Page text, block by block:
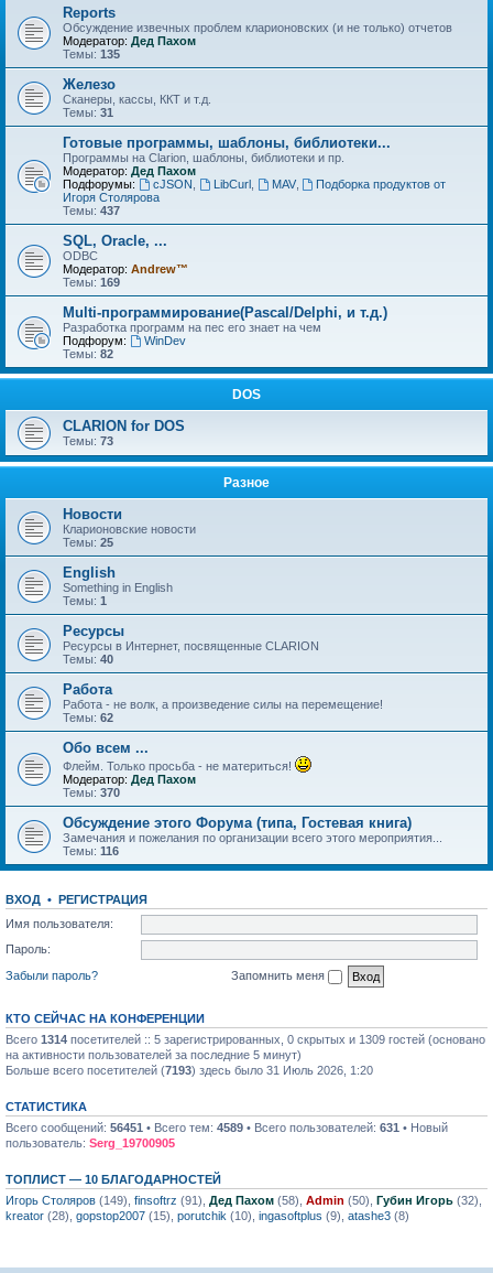
Reports
Обсуждение извечных проблем кларионовских (и не только) отчетов
Модератор: Дед Пахом
Темы: 135
Железо
Сканеры, кассы, ККТ и т.д.
Темы: 31
Готовые программы, шаблоны, библиотеки...
Программы на Clarion, шаблоны, библиотеки и пр.
Модератор: Дед Пахом
Подфорумы:
cJSON LibCurl MAV,
Подборка продуктов от
Игоря Столярова
Темы: 437
SQL, Oracle, ...
ODBC
Модератор: Andrew™
Темы: 169
Multi-программирование(Pascal/Delphi, и т.д.)
Разработка программ на пес его знает на чем
Подфорум:
WinDev
Темы: 82
DOS
CLARION for DOS
Темы: 73
Разное
Новости
Кларионовские новости
Темы: 25
English
Something in English
Темы: 1
Ресурсы
Ресурсы в Интернет, посвященные CLARION
Темы: 40
Работа
Работа - не волк, а произведение силы на перемещение!
Темы: 62
Обо всем ...
Флейм. Только просьба - не материться!
Модератор: Дед Пахом
Темы: 370
Обсуждение этого Форума (типа, Гостевая книга)
Замечания и пожелания по организации всего этого мероприятия...
Темы: 116
ВХОД •
РЕГИСТРАЦИЯ
Имя пользователя:
Пароль:
Забыли пароль?
Запомнить меня
КТО СЕЙЧАС НА КОНФЕРЕНЦИИ
Всего 1314 посетителей :: 5 зарегистрированных, 0 скрытых и 1309 гостей (основано
на активности пользователей за последние 5 минут)
Больше всего посетителей (7193) здесь было 31 Июль 2026, 1:20
СТАТИСТИКА
Всего сообщений: 56451 • Всего тем: 4589 • Всего пользователей: 631 • Новый
пользователь: Serg_19700905
ТОПЛИСТ — 10 БЛАГОДАРНОСТЕЙ
Игорь Столяров (149), finsoftrz (91), Дед Пахом (58), Admin (50), Губин Игорь (32),
kreator (28), gopstop2007 (15), porutchik (10), ingasoftplus (9), atashe3 (8)